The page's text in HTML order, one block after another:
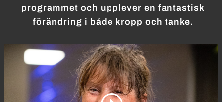
programmet och upplever en fantastisk
förändring i både kropp och tanke.